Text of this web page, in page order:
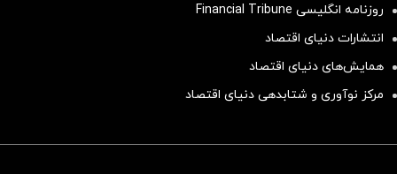
روزنامه انگلیسی Financial Tribune
انتشارات دنیای اقتصاد
همایش‌های دنیای اقتصاد
مرکز نوآوری و شتابدهی دنیای اقتصاد